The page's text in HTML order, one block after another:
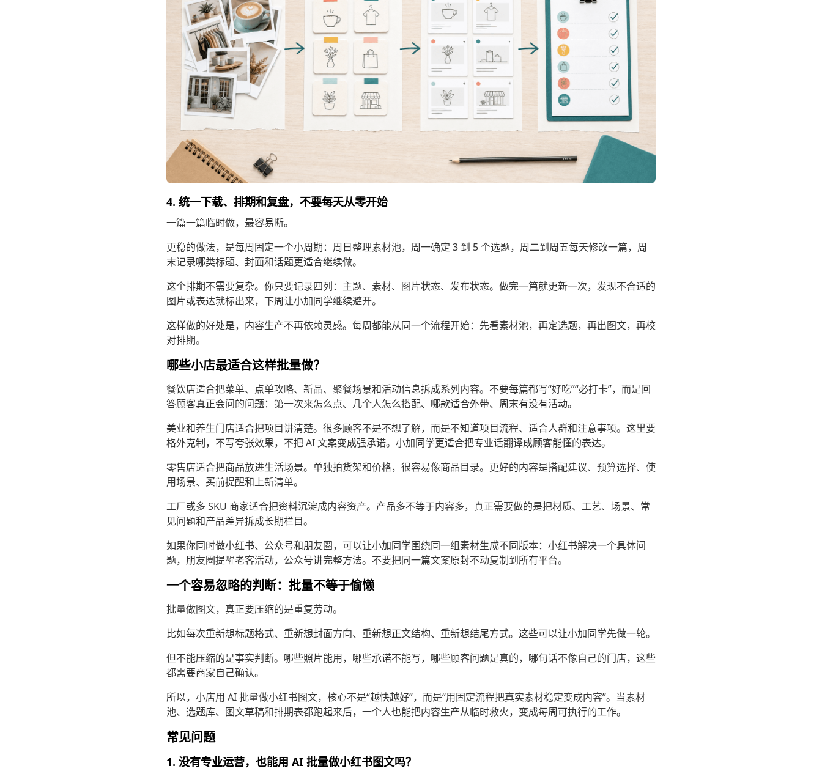
4. 统一下载、排期和复盘，不要每天从零开始
一篇一篇临时做，最容易断。
更稳的做法，是每周固定一个小周期：周日整理素材池，周一确定 3 到 5 个选题，周二到周五每天修改一篇，周
末记录哪类标题、封面和话题更适合继续做。
这个排期不需要复杂。你只要记录四列：主题、素材、图片状态、发布状态。做完一篇就更新一次，发现不合适的
图片或表达就标出来，下周让小加同学继续避开。
这样做的好处是，内容生产不再依赖灵感。每周都能从同一个流程开始：先看素材池，再定选题，再出图文，再校
对排期。
哪些小店最适合这样批量做？
餐饮店适合把菜单、点单攻略、新品、聚餐场景和活动信息拆成系列内容。不要每篇都写“好吃”“必打卡”，而是回
答顾客真正会问的问题：第一次来怎么点、几个人怎么搭配、哪款适合外带、周末有没有活动。
美业和养生门店适合把项目讲清楚。很多顾客不是不想了解，而是不知道项目流程、适合人群和注意事项。这里要
格外克制，不写夸张效果，不把 AI 文案变成强承诺。小加同学更适合把专业话翻译成顾客能懂的表达。
零售店适合把商品放进生活场景。单独拍货架和价格，很容易像商品目录。更好的内容是搭配建议、预算选择、使
用场景、买前提醒和上新清单。
工厂或多 SKU 商家适合把资料沉淀成内容资产。产品多不等于内容多，真正需要做的是把材质、工艺、场景、常
见问题和产品差异拆成长期栏目。
如果你同时做小红书、公众号和朋友圈，可以让小加同学围绕同一组素材生成不同版本：小红书解决一个具体问
题，朋友圈提醒老客活动，公众号讲完整方法。不要把同一篇文案原封不动复制到所有平台。
一个容易忽略的判断：批量不等于偷懒
批量做图文，真正要压缩的是重复劳动。
比如每次重新想标题格式、重新想封面方向、重新想正文结构、重新想结尾方式。这些可以让小加同学先做一轮。
但不能压缩的是事实判断。哪些照片能用，哪些承诺不能写，哪些顾客问题是真的，哪句话不像自己的门店，这些
都需要商家自己确认。
所以，小店用 AI 批量做小红书图文，核心不是“越快越好”，而是“用固定流程把真实素材稳定变成内容”。当素材
池、选题库、图文草稿和排期表都跑起来后，一个人也能把内容生产从临时救火，变成每周可执行的工作。
常见问题
1. 没有专业运营，也能用 AI 批量做小红书图文吗？